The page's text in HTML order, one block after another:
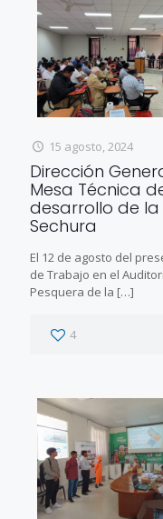
15 agosto, 2024
Dirección
Mesa Técnica
desarrollo de
Sechura
El 12 de agosto del
de Trabajo en el
Pesquera de la […]
4